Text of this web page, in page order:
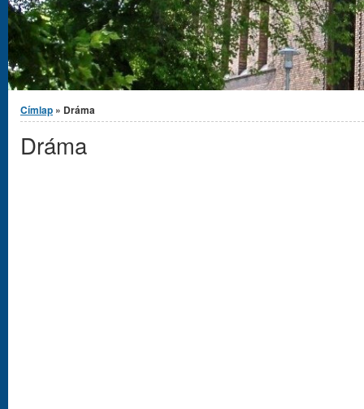
Jelenlegi hely
Címlap » Dráma
Dráma